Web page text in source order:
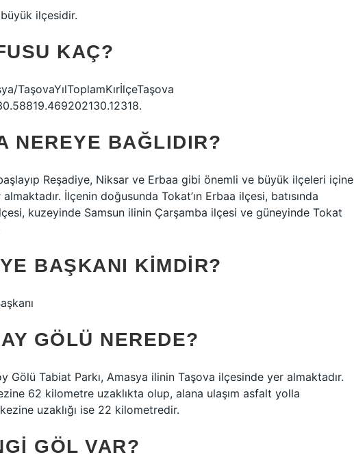
ilçesidir.
KAÇ?
TaşovaYılToplamKırİlçeTaşova
NEREYE BAĞLIDIR?
Reşadiye, Niksar ve Erbaa gibi önemli ve büyük ilçeleri içine
İlçenin doğusunda Tokat’ın Erbaa ilçesi, batısında
kuzeyinde Samsun ilinin Çarşamba ilçesi ve güneyinde Tokat
BAŞKANI KIMDIR?
GÖLÜ NEREDE?
Gölü Tabiat Parkı, Amasya ilinin Taşova ilçesinde yer almaktadır.
62 kilometre uzaklıkta olup, alana ulaşım asfalt yolla
uzaklığı ise 22 kilometredir.
GÖL VAR?